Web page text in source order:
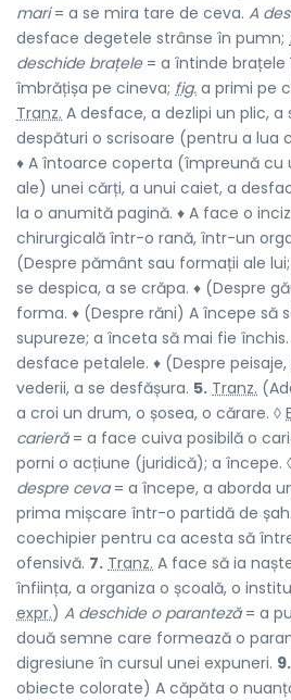
mari= a se mira tare de ceva. A
desface degetele strânse în pumn;
deschide brațele= a întinde brațele
îmbrățișa pe cineva; fig. a primi pe
Tranz. A desface, a dezlipi un plic,
despături o scrisoare (pentru a lua
♦ A întoarce coperta (împreună cu
ale) unei cărți, a unui caiet, a
la o anumită pagină. ♦ A face o
chirurgicală într-o rană, într-un
(Despre pământ sau formații ale lui;
se despica, a se crăpa. ♦ (Despre
forma. ♦ (Despre răni) A începe să
supureze; a înceta să mai fie
desface petalele. ♦ (Despre
vederii, a se desfășura. 5. Tranz.
a croi un drum, o șosea, o cărare. ◊
carieră= a face cuiva posibilă o
porni o acțiune (juridică); a începe.
despre ceva= a începe, a aborda
prima mișcare într-o partidă de
coechipier pentru ca acesta să
ofensivă. 7. Tranz. A face să ia
înființa, a organiza o școală, o
expr.) A deschide o paranteză= a
două semne care formează o
digresiune în cursul unei expuneri. 9.
obiecte colorate) A căpăta o